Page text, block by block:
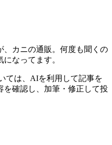
、カニの通販。何度も聞くの
なってます。
ては、AIを利用して記事を
確認し、加筆・修正して投